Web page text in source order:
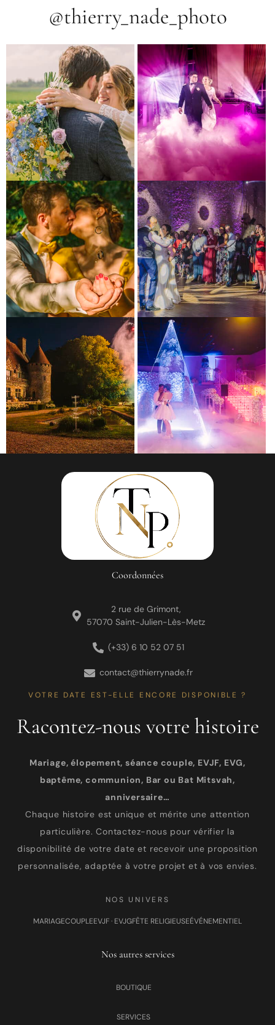
@thierry_nade_photo
Coordonnées
2 rue de Grimont,
57070 Saint-Julien-Lès-Metz
(+33) 6 10 52 07 51
contact@thierrynade.fr
VOTRE DATE EST-ELLE ENCORE DISPONIBLE ?
Racontez-nous votre histoire
Mariage, élopement, séance couple, EVJF, EVG,
baptême, communion, Bar ou Bat Mitsvah,
anniversaire…
Chaque histoire est unique et mérite une attention
particulière. Contactez-nous pour vérifier la
disponibilité de votre date et recevoir une proposition
personnalisée, adaptée à votre projet et à vos envies.
NOS UNIVERS
MARIAGECOUPLEEVJF · EVJGFÊTE RELIGIEUSEÉVÉNEMENTIEL
Nos autres services
BOUTIQUE
SERVICES